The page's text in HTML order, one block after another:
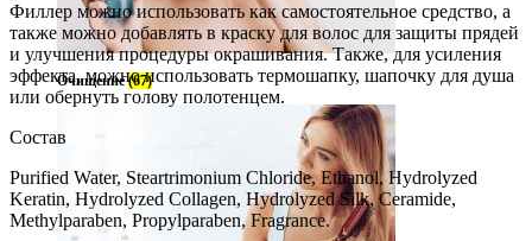
Очищение(67)
Филлер можно использовать как самостоятельное средство, а
также можно добавлять в краску для волос для защиты прядей
и улучшения процедуры окрашивания. Также, для усиления
эффекта, можно использовать термошапку, шапочку для душа
или обернуть голову полотенцем.
Состав
Purified Water, Steartrimonium Chloride, Ethanol, Hydrolyzed
Keratin, Hydrolyzed Collagen, Hydrolyzed Silk, Ceramide,
Methylparaben, Propylparaben, Fragrance.